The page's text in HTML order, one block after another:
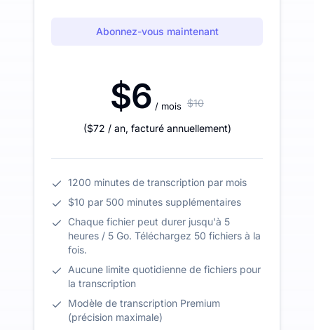
Abonnez-vous maintenant
$6 / mois $10
($72 / an, facturé annuellement)
1200 minutes de transcription par mois
$10 par 500 minutes supplémentaires
Chaque fichier peut durer jusqu'à 5
heures / 5 Go. Téléchargez 50 fichiers à la
fois.
Aucune limite quotidienne de fichiers pour
la transcription
Modèle de transcription Premium
(précision maximale)